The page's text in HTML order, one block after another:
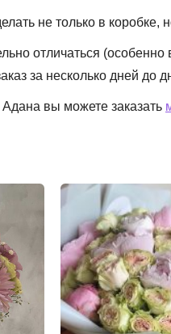
не только в коробке,
отличаться
за несколько дней до
вы можете заказать